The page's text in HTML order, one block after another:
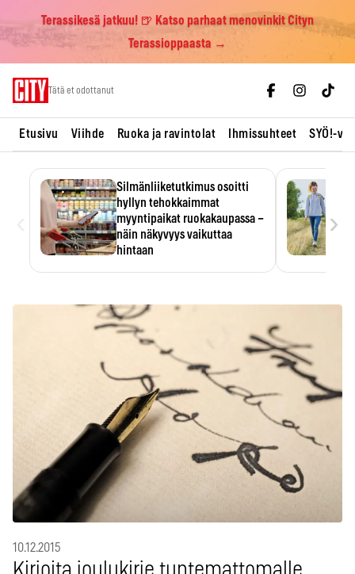
Terassikesä jatkuu! 🍺 Katso parhaat menovinkit Cityn
Terassioppaasta →
Tätä et odottanut
Etusivu Viihde Ruoka ja ravintolat Ihmissuhteet SYÖ!-
Silmänliiketutkimus osoitti
hyllyn tehokkaimmat
myyntipaikat ruokakaupassa –
näin näkyvyys vaikuttaa
hintaan
›
10.12.2015